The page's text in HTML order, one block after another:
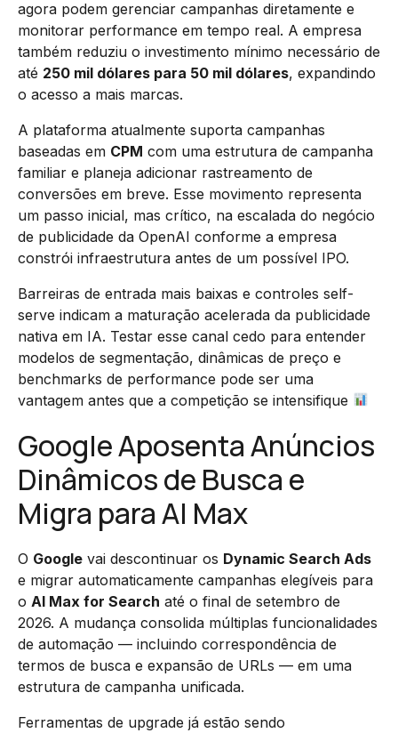
agora podem gerenciar campanhas diretamente e
monitorar performance em tempo real. A empresa
também reduziu o investimento mínimo necessário de
até 250 mil dólares para 50 mil dólares, expandindo
o acesso a mais marcas.
A plataforma atualmente suporta campanhas
baseadas em CPM com uma estrutura de campanha
familiar e planeja adicionar rastreamento de
conversões em breve. Esse movimento representa
um passo inicial, mas crítico, na escalada do negócio
de publicidade da OpenAI conforme a empresa
constrói infraestrutura antes de um possível IPO.
Barreiras de entrada mais baixas e controles self-
serve indicam a maturação acelerada da publicidade
nativa em IA. Testar esse canal cedo para entender
modelos de segmentação, dinâmicas de preço e
benchmarks de performance pode ser uma
vantagem antes que a competição se intensifique
Google Aposenta Anúncios
Dinâmicos de Busca e
Migra para AI Max
O Google vai descontinuar os Dynamic Search Ads
e migrar automaticamente campanhas elegíveis para
o AI Max for Search até o final de setembro de
2026. A mudança consolida múltiplas funcionalidades
de automação — incluindo correspondência de
termos de busca e expansão de URLs — em uma
estrutura de campanha unificada.
Ferramentas de upgrade já estão sendo